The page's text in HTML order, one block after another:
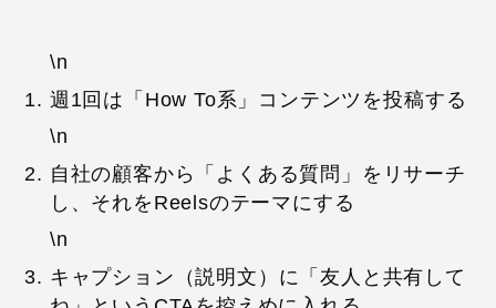
\n
週1回は「How To系」コンテンツを投稿する
\n
自社の顧客から「よくある質問」をリサーチ
し、それをReelsのテーマにする
\n
キャプション（説明文）に「友人と共有して